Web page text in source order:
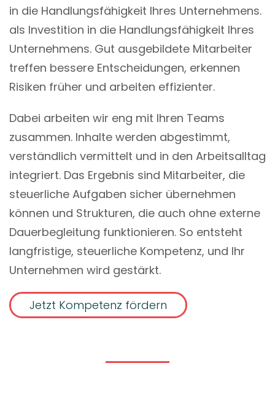
in die Handlungsfähigkeit Ihres Unternehmens.
als Investition in die Handlungsfähigkeit Ihres
Unternehmens. Gut ausgebildete Mitarbeiter
treffen bessere Entscheidungen, erkennen
Risiken früher und arbeiten effizienter.
Dabei arbeiten wir eng mit Ihren Teams
zusammen. Inhalte werden abgestimmt,
verständlich vermittelt und in den Arbeitsalltag
integriert. Das Ergebnis sind Mitarbeiter, die
steuerliche Aufgaben sicher übernehmen
können und Strukturen, die auch ohne externe
Dauerbegleitung funktionieren. So entsteht
langfristige, steuerliche Kompetenz, und Ihr
Unternehmen wird gestärkt.
Jetzt Kompetenz fördern